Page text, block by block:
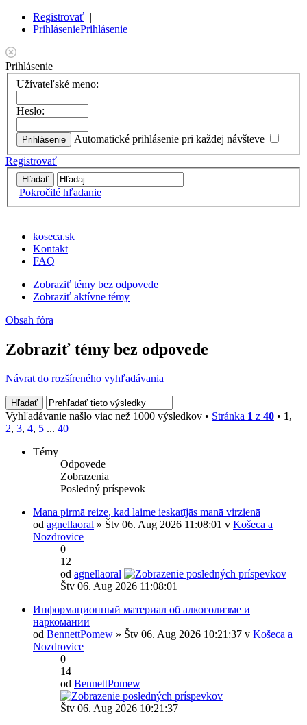
Registrovať |
PrihláseniePrihlásenie
Prihlásenie
Užívateľské meno:
Heslo:
Automatické prihlásenie pri každej návšteve
Registrovať
Pokročilé hľadanie
koseca.sk
Kontakt
FAQ
Zobraziť témy bez odpovede
Zobraziť aktívne témy
Obsah fóra
Zobraziť témy bez odpovede
Návrat do rozšíreného vyhľadávania
Vyhľadávanie našlo viac než 1000 výsledkov • Stránka 1 z 40 • 1,
2, 3, 4, 5 ... 40
Témy
Odpovede
Zobrazenia
Posledný príspevok
Mana pirmā reize, kad laime ieskatījās manā virzienā
od agnellaoral » Štv 06. Aug 2026 11:08:01 v Košeca a
Nozdrovice
0
12
od agnellaoral
Štv 06. Aug 2026 11:08:01
Информационный материал об алкоголизме и
наркомании
od BennettPomew » Štv 06. Aug 2026 10:21:37 v Košeca a
Nozdrovice
0
14
od BennettPomew
Štv 06. Aug 2026 10:21:37